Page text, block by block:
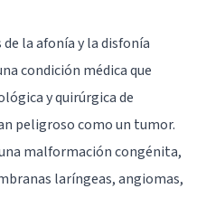
de la afonía y la disfonía
condición médica que
y quirúrgica de
peligroso como un tumor.
malformación congénita,
laríngeas, angiomas,